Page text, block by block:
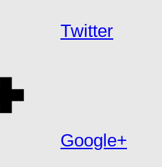
Twitter
Google+